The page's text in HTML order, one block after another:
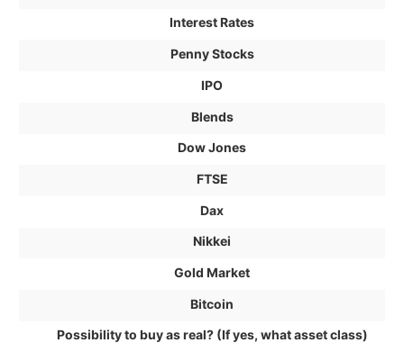
Interest Rates
Penny Stocks
IPO
Blends
Dow Jones
FTSE
Dax
Nikkei
Gold Market
Bitcoin
Possibility to buy as real? (If yes, what asset class)